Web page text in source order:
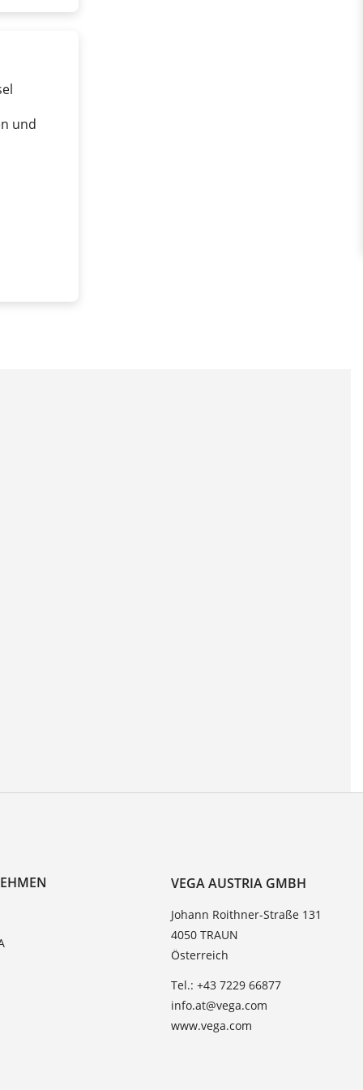
und
VEGA AUSTRIA GMBH
Johann Roithner-Straße 131
4050 TRAUN
Österreich
Tel.: +43 7229 66877
info.at@vega.com
www.vega.com